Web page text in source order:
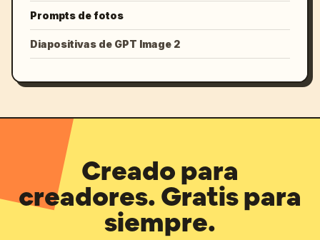
Prompts de fotos
Diapositivas de GPT Image 2
Creado para
creadores. Gratis para
siempre.